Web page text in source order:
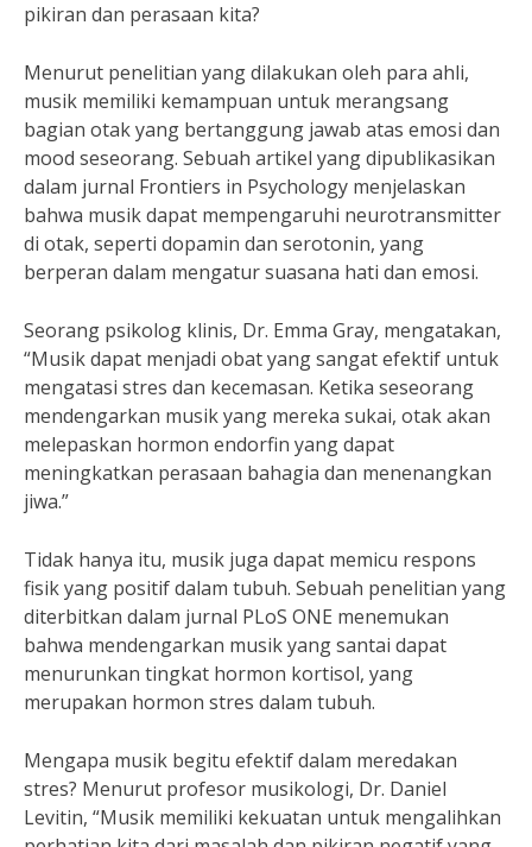
pikiran dan perasaan kita?
Menurut penelitian yang dilakukan oleh para ahli,
musik memiliki kemampuan untuk merangsang
bagian otak yang bertanggung jawab atas emosi dan
mood seseorang. Sebuah artikel yang dipublikasikan
dalam jurnal Frontiers in Psychology menjelaskan
bahwa musik dapat mempengaruhi neurotransmitter
di otak, seperti dopamin dan serotonin, yang
berperan dalam mengatur suasana hati dan emosi.
Seorang psikolog klinis, Dr. Emma Gray, mengatakan,
“Musik dapat menjadi obat yang sangat efektif untuk
mengatasi stres dan kecemasan. Ketika seseorang
mendengarkan musik yang mereka sukai, otak akan
melepaskan hormon endorfin yang dapat
meningkatkan perasaan bahagia dan menenangkan
jiwa.”
Tidak hanya itu, musik juga dapat memicu respons
fisik yang positif dalam tubuh. Sebuah penelitian yang
diterbitkan dalam jurnal PLoS ONE menemukan
bahwa mendengarkan musik yang santai dapat
menurunkan tingkat hormon kortisol, yang
merupakan hormon stres dalam tubuh.
Mengapa musik begitu efektif dalam meredakan
stres? Menurut profesor musikologi, Dr. Daniel
Levitin, “Musik memiliki kekuatan untuk mengalihkan